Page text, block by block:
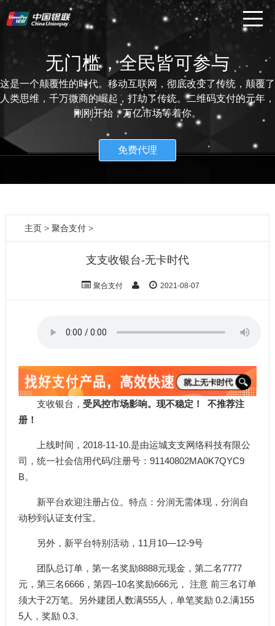
无门槛，全民皆可参与
这是一个颠覆性的时代。移动互联网，彻底改变了传统，颠覆了
人类思维，千万微商的崛起，打劫了传统。二维码支付的元年，
刚刚开始，万亿市场等着你。
免费代理
主页> 聚合支付>
支支收银台-无卡时代
聚合支付 2021-08-07
支收银台， 受风控市场影响。现不稳定！ 不推荐注
册！
上线时间，2018-11-10.是由运城支支网络科技有限公
司，统一社会信用代码/注册号：91140802MA0K7QYC9
B。
新平台欢迎注册占位。特点：分润无需体现，分润自
动秒到认证支付宝。
另外，新平台特别活动，11月10—12-9号
团队总订单，第一名奖励8888元现金，第二名7777
元，第三名6666，第四–10名奖励666元， 注意 前三名订单
须大于2万笔。另外建团人数满555人，单笔奖励 0.2.满155
5人，奖励 0.3、